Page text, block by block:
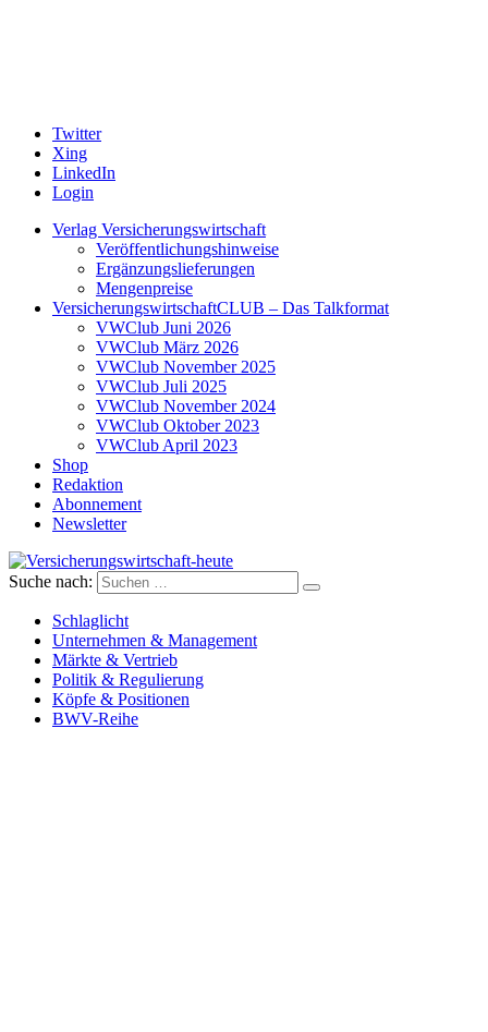
Twitter
Xing
LinkedIn
Login
Verlag Versicherungswirtschaft
Veröffentlichungshinweise
Ergänzungslieferungen
Mengenpreise
VersicherungswirtschaftCLUB – Das Talkformat
VWClub Juni 2026
VWClub März 2026
VWClub November 2025
VWClub Juli 2025
VWClub November 2024
VWClub Oktober 2023
VWClub April 2023
Shop
Redaktion
Abonnement
Newsletter
Versicherungswirtschaft-heute
Suche nach:
Schlaglicht
Unternehmen & Management
Märkte & Vertrieb
Politik & Regulierung
Köpfe & Positionen
BWV-Reihe